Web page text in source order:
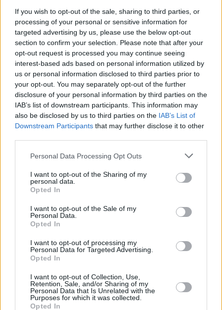
If you wish to opt-out of the sale, sharing to third parties, or
processing of your personal or sensitive information for
targeted advertising by us, please use the below opt-out
section to confirm your selection. Please note that after your
opt-out request is processed you may continue seeing
interest-based ads based on personal information utilized by
us or personal information disclosed to third parties prior to
your opt-out. You may separately opt-out of the further
disclosure of your personal information by third parties on the
IAB’s list of downstream participants. This information may
also be disclosed by us to third parties on the IAB’s List of
Downstream Participants that may further disclose it to other
Personal Data Processing Opt Outs
I want to opt-out of the Sharing of my
personal data.
Opted In
I want to opt-out of the Sale of my
Personal Data.
Opted In
I want to opt-out of processing my
Personal Data for Targeted Advertising.
Opted In
I want to opt-out of Collection, Use,
Retention, Sale, and/or Sharing of my
Personal Data that Is Unrelated with the
Purposes for which it was collected.
Opted In
el Jaén Paraíso Interior era colista.